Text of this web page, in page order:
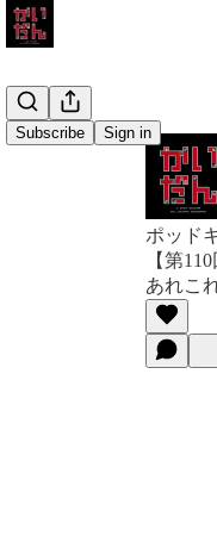
Subscribe Sign in
ポッド
【第
あれこ